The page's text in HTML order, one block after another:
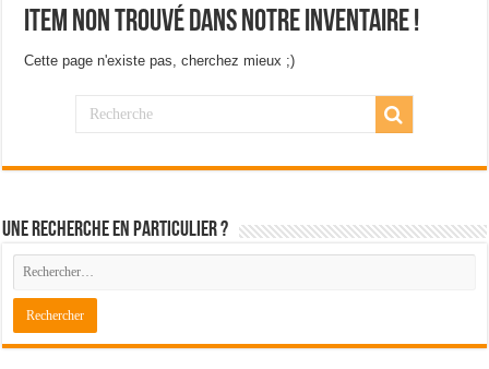
Item non trouvé dans notre inventaire !
Cette page n'existe pas, cherchez mieux ;)
Une recherche en particulier ?